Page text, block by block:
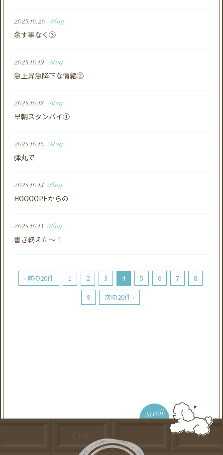
2025.10.20 Blog
余す事なく③
2025.10.19 Blog
急上昇急降下な情緒②
2025.10.18 Blog
早朝スタンバイ①
2025.10.15 Blog
弾丸で
2025.10.14 Blog
HOOOOPEからの
2025.10.13 Blog
書き終えた〜！
‹ 前の20件 1 2 3 4 5 6 7
8
9
次の20件 ›
Scroll